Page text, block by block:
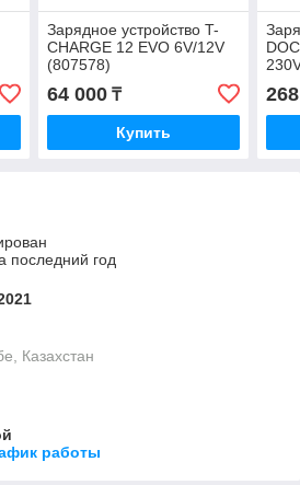
Зарядное устройство T-
CHARGE 12 EVO 6V/12V
(807578)
64 000₸
Купить
последний год
Казахстан
работы